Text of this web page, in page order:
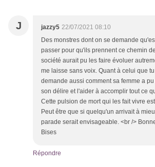
J jazzy5 22/07/2021 08:10
Des monstres dont on se demande
passer pour qu'ils prennent ce chemin
société aurait pu les faire évoluer
me laisse sans voix. Quant à celui que
demande aussi comment sa femme a
son délire et l'aider à accomplir tout ce
Cette pulsion de mort qui les fait vivre
Peut être que si quelqu'un arrivait à
parade serait envisageable. <br />
Bises
Répondre